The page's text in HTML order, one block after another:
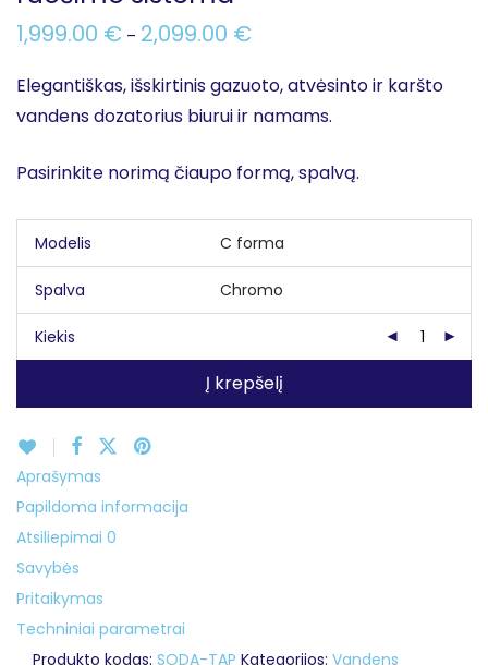
1,999.00 € – 2,099.00 €
Elegantiškas, išskirtinis gazuoto, atvėsinto ir karšto
vandens dozatorius biurui ir namams.
Pasirinkite norimą čiaupo formą, spalvą.
Modelis
Spalva
Kiekis
Į krepšelį
Aprašymas
Papildoma informacija
Atsiliepimai 0
Savybės
Pritaikymas
Techniniai parametrai
Produkto kodas: SODA-TAP Kategorijos: Vandens